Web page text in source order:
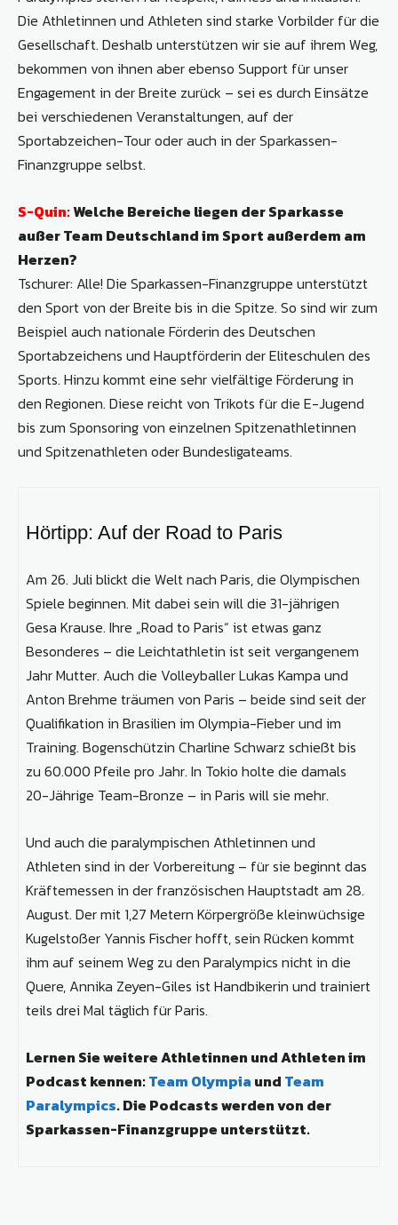
Die Athletinnen und Athleten sind starke Vorbilder für die
Gesellschaft. Deshalb unterstützen wir sie auf ihrem Weg,
bekommen von ihnen aber ebenso Support für unser
Engagement in der Breite zurück – sei es durch Einsätze
bei verschiedenen Veranstaltungen, auf der
Sportabzeichen-Tour oder auch in der Sparkassen-
Finanzgruppe selbst.
S-Quin:Welche Bereiche liegen der Sparkasse
außer Team Deutschland im Sport außerdem am
Herzen?
Tschurer: Alle! Die Sparkassen-Finanzgruppe unterstützt
den Sport von der Breite bis in die Spitze. So sind wir zum
Beispiel auch nationale Förderin des Deutschen
Sportabzeichens und Hauptförderin der Eliteschulen des
Sports. Hinzu kommt eine sehr vielfältige Förderung in
den Regionen. Diese reicht von Trikots für die E-Jugend
bis zum Sponsoring von einzelnen Spitzenathletinnen
und Spitzenathleten oder Bundesligateams.
Hörtipp: Auf der Road to Paris
Am 26. Juli blickt die Welt nach Paris, die Olympischen
Spiele beginnen. Mit dabei sein will die 31-jährigen
Gesa Krause. Ihre „Road to Paris“ ist etwas ganz
Besonderes – die Leichtathletin ist seit vergangenem
Jahr Mutter. Auch die Volleyballer Lukas Kampa und
Anton Brehme träumen von Paris – beide sind seit der
Qualifikation in Brasilien im Olympia-Fieber und im
Training. Bogenschützin Charline Schwarz schießt bis
zu 60.000 Pfeile pro Jahr. In Tokio holte die damals
20-Jährige Team-Bronze – in Paris will sie mehr.
Und auch die paralympischen Athletinnen und
Athleten sind in der Vorbereitung – für sie beginnt das
Kräftemessen in der französischen Hauptstadt am 28.
August. Der mit 1,27 Metern Körpergröße kleinwüchsige
Kugelstoßer Yannis Fischer hofft, sein Rücken kommt
ihm auf seinem Weg zu den Paralympics nicht in die
Quere, Annika Zeyen-Giles ist Handbikerin und trainiert
teils drei Mal täglich für Paris.
Lernen Sie weitere Athletinnen und Athleten im
Podcast kennen:Team Olympia und Team
Paralympics.Die Podcasts werden von der
Sparkassen-Finanzgruppe unterstützt.